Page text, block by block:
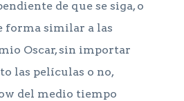
de que se siga, o
forma similar a las
Oscar, sin importar
las películas o no,
del medio tiempo